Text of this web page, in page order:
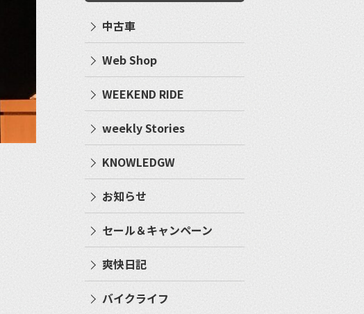
中古車
Web Shop
WEEKEND RIDE
weekly Stories
KNOWLEDGW
お知らせ
セール＆キャンペーン
爽快日記
バイクライフ